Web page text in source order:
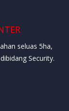
seluas 5ha,
Security.